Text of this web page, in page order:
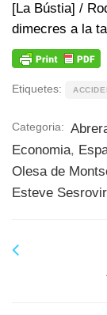
[La Bústia] /
dimecres a la
Etiquetes:
Categoria:
Economia,
Olesa de
Esteve